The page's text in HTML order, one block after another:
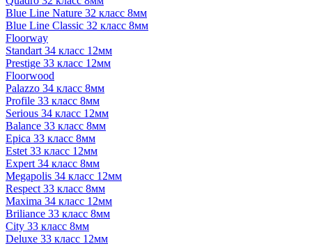
Blue Line Nature 32 класс 8мм
Blue Line Classic 32 класс 8мм
Floorway
Standart 34 класс 12мм
Prestige 33 класс 12мм
Floorwood
Palazzo 34 класс 8мм
Profile 33 класс 8мм
Serious 34 класс 12мм
Balance 33 класс 8мм
Epica 33 класс 8мм
Estet 33 класс 12мм
Expert 34 класс 8мм
Megapolis 34 класс 12мм
Respect 33 класс 8мм
Maxima 34 класс 12мм
Briliance 33 класс 8мм
City 33 класс 8мм
Deluxe 33 класс 12мм